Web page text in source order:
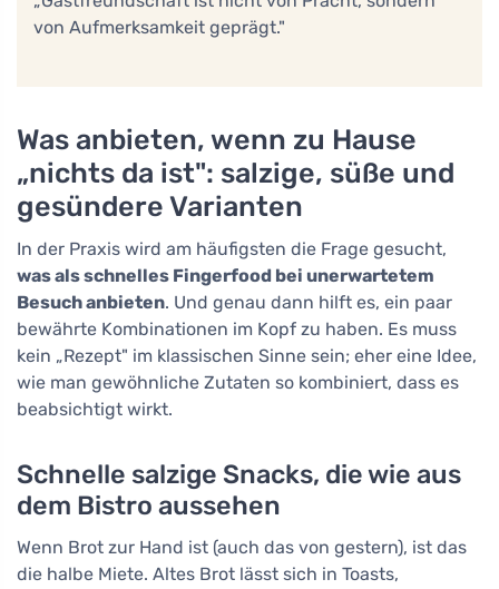
von Aufmerksamkeit geprägt."
Was anbieten, wenn zu Hause
„nichts da ist": salzige, süße und
gesündere Varianten
In der Praxis wird am häufigsten die Frage gesucht,
was als schnelles Fingerfood bei unerwartetem
Besuch anbieten. Und genau dann hilft es, ein paar
bewährte Kombinationen im Kopf zu haben. Es muss
kein „Rezept" im klassischen Sinne sein; eher eine Idee,
wie man gewöhnliche Zutaten so kombiniert, dass es
beabsichtigt wirkt.
Schnelle salzige Snacks, die wie aus
dem Bistro aussehen
Wenn Brot zur Hand ist (auch das von gestern), ist das
die halbe Miete. Altes Brot lässt sich in Toasts,